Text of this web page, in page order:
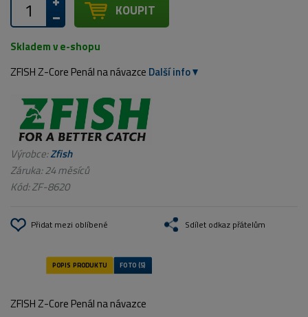
KOUPIT
Skladem v e-shopu
ZFISH Z-Core Penál na návazce Další info
Výrobce:Zfish
Záruka: 24 měsíců
Kód:ZF-8620
Přidat mezi oblíbené Sdílet odkaz přátelům
ZFISH Z-Core Penál na návazce